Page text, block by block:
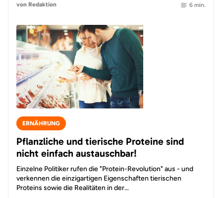
von Redaktion 6 min.
ERNÄHRUNG
Pflanzliche und tierische Proteine sind
nicht einfach austauschbar!
Einzelne Politiker rufen die "Protein-Revolution" aus - und
verkennen die einzigartigen Eigenschaften tierischen
Proteins sowie die Realitäten in der…